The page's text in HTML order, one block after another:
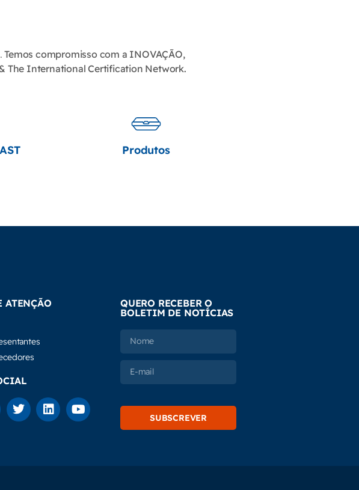
Temos compromisso com a INOVAÇÃO,
The International Certification Network.
Produtos
ATENÇÃO
QUERO RECEBER O
BOLETIM DE NOTÍCIAS
SUBSCREVER